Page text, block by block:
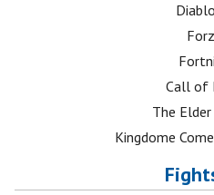
Call of
The
Kingdome